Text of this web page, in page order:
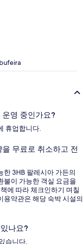
운영 중인가요?
휴업합니다.
무료로 취소하고 전
한 3HB 팔레시아 가든의
불이 가능한 객실 요금을
에 따라 체크인하기 며칠
용약관은 해당 숙박 시설의
나요?
습니다.